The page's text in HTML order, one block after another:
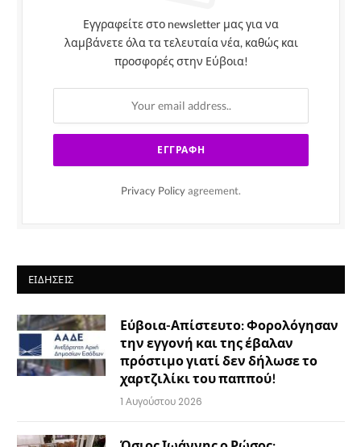
Εγγραφείτε στο newsletter μας για να
λαμβάνετε όλα τα τελευταία νέα, καθώς και
προσφορές στην Εύβοια!
Privacy Policy agreement.
ΕΙΔΉΣΕΙΣ
Εύβοια-Απίστευτο: Φορολόγησαν
την εγγονή και της έβαλαν
πρόστιμο γιατί δεν δήλωσε το
χαρτζιλίκι του παππού!
1 Αυγούστου 2026